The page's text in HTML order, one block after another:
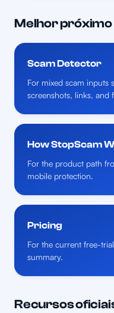
Melhor próximo
Scam Detector
For mixed scam inputs
screenshots, links, and
How StopScam
For the product path
mobile protection.
Pricing
For the current free-
summary.
Recursos